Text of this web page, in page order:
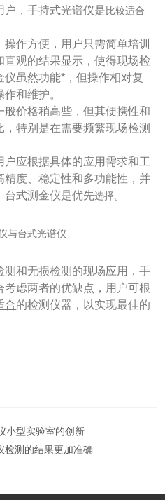
户，手持式光谱仪是比较适合
作方便，用户只需简单培训
观的结果显示，使得现场检
虽然功能*，但操作相对复
和维护。
价格稍高些，但其便携性和
特别是在需要频繁现场检测
应根据具体的应用需求和工
度、稳定性和多功能性，并
台式测金仪是优先选择。
和无损检测的现场应用，手
虑两者的优缺点，用户可根
合的检测仪器，以实现最佳的
小型实验室的创新
检测的结果更加准确